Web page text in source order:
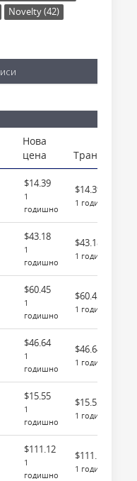
Novelty (42)
Нова
цена
Трансфер
$14.39
1
годишно
$14.39
1 годишно
$43.18
1
годишно
$43.18
1 годишно
$60.45
1
годишно
$60.45
1 годишно
$46.64
1
годишно
$46.64
1 годишно
$15.55
1
годишно
$15.55
1 годишно
$111.12
1
годишно
$111.12
1 годишно